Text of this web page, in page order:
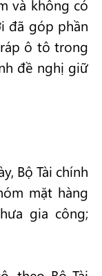
và không có
đã góp phần
ô tô trong
đề nghị giữ
Bộ Tài chính
mặt hàng
gia công;